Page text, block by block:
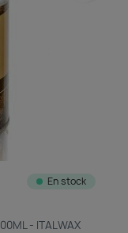
En stock
- ITALWAX